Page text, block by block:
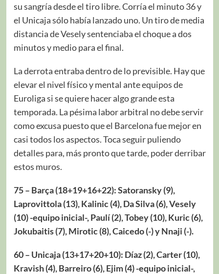
su sangría desde el tiro libre. Corría el minuto 36 y
el Unicaja sólo había lanzado uno. Un tiro de media
distancia de Vesely sentenciaba el choque a dos
minutos y medio para el final.
La derrota entraba dentro de lo previsible. Hay que
elevar el nivel físico y mental ante equipos de
Euroliga si se quiere hacer algo grande esta
temporada. La pésima labor arbitral no debe servir
como excusa puesto que el Barcelona fue mejor en
casi todos los aspectos. Toca seguir puliendo
detalles para, más pronto que tarde, poder derribar
estos muros.
75 – Barça (18+19+16+22): Satoransky (9),
Laprovittola (13), Kalinic (4), Da Silva (6), Vesely
(10) -equipo inicial-, Paulí (2), Tobey (10), Kuric (6),
Jokubaitis (7), Mirotic (8), Caicedo (-) y Nnaji (-).
60 – Unicaja (13+17+20+10): Díaz (2), Carter (10),
Kravish (4), Barreiro (6), Ejim (4) -equipo inicial-,